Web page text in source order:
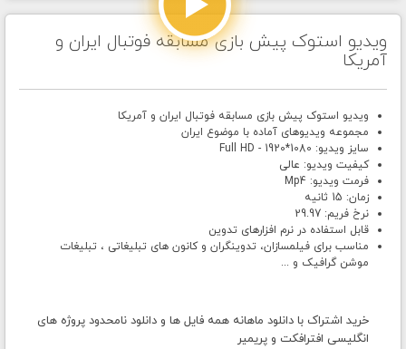
ویدیو استوک پیش بازی مسابقه فوتبال ایران و
آمریکا
ویدیو استوک پیش بازی مسابقه فوتبال ایران و آمریکا
مجموعه ویدیوهای آماده با موضوع ایران
سایز ویدیو: Full HD - 1920*1080
کیفیت ویدیو: عالی
فرمت ویدیو: Mp4
زمان: 15 ثانیه
نرخ فریم: 29.97
قابل استفاده در نرم افزارهای تدوین
مناسب برای فیلمسازان، تدوینگران و کانون های تبلیغاتی ، تبلیغات
موشن گرافیک و ...
خرید اشتراک با دانلود ماهانه همه فایل ها و دانلود نامحدود پروژه های
انگلیسی افترافکت و پریمیر